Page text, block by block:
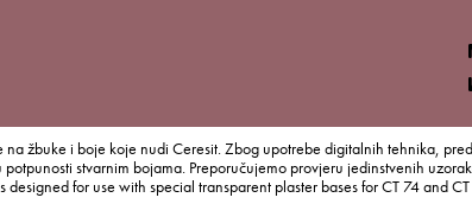
na žbuke i boje koje nudi Ceresit. Zbog upotrebe digitalnih tehnika,
stvarnim bojama. Preporučujemo provjeru jedinstvenih
designed for use with special transparent plaster bases for CT 74 and